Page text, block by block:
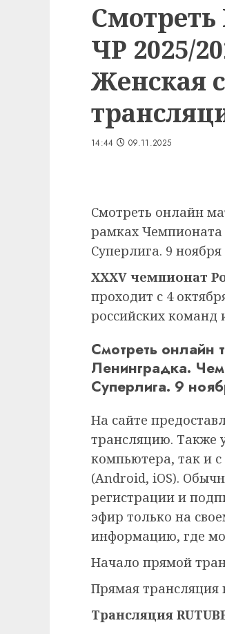
Смотреть
ЧР 2025/
Женская
14:44 09.11.2025
Смотреть онлайн
рамках Чемпионата
Суперлига. 9 ноября
XXXV чемпионат
проходит с 4
российских команд
Смотреть
Ленинградка.
Суперлига. 9
На сайте
трансляцию. Также
компьютера, так и
(Android, iOS).
регистрации и
эфир только на
информацию, где
Начало прямой
Прямая трансляция
Трансляция